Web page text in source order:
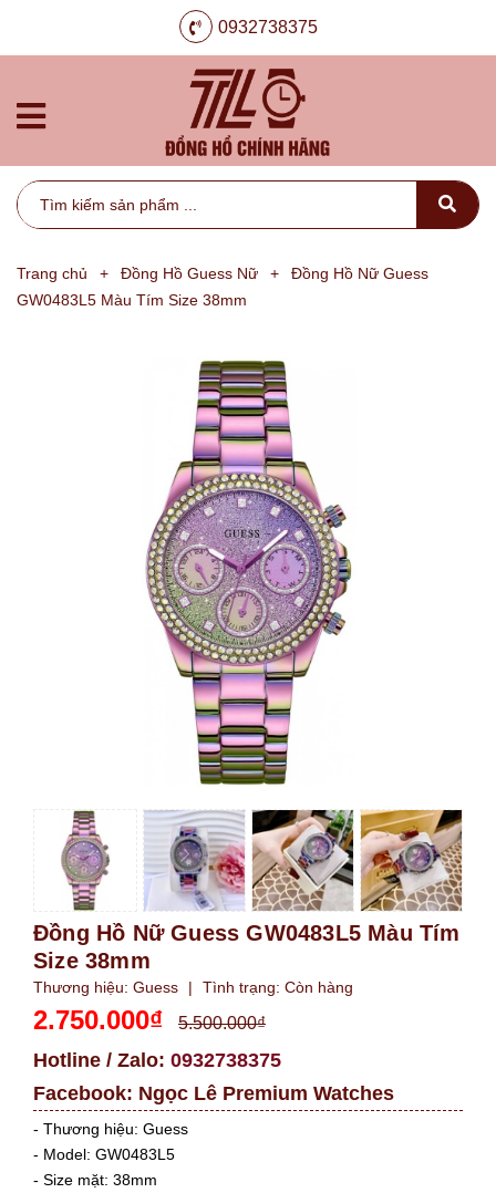
0932738375
Trang chủ + Đồng Hồ Guess Nữ +
Đồng Hồ Nữ Guess
GW0483L5 Màu Tím Size 38mm
Đồng Hồ Nữ Guess GW0483L5 Màu Tím
Size 38mm
Thương hiệu: Guess | Tình trạng: Còn hàng
2.750.000₫ 5.500.000₫
Hotline / Zalo: 0932738375
Facebook: Ngọc Lê Premium Watches
- Thương hiệu: Guess
- Model: GW0483L5
- Size mặt: 38mm